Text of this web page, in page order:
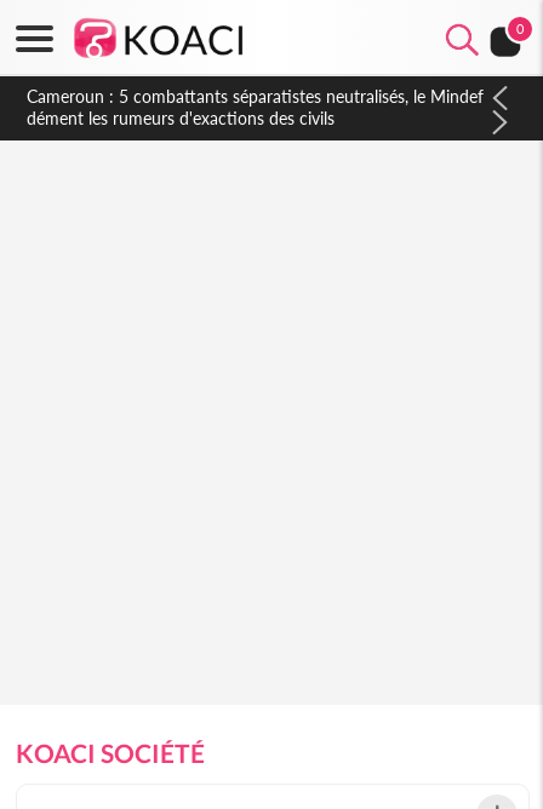
0
Côte d'Ivoire : Violences tragiques à Kossandji (Mé) ayant fait
03 morts, Achi : « les auteurs de ces actes seront identifiés,
interpellés et traduits devant la justice »
KOACI SOCIÉTÉ